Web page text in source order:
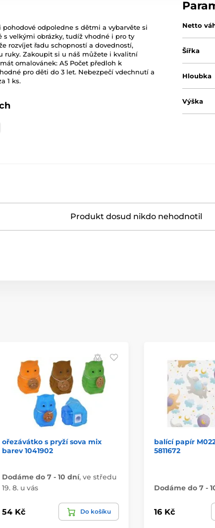
odpoledne s dětmi a vybarvěte si
s velkými obrázky, tudíž vhodné i pro ty
rozvíjet řadu schopností a dovedností,
ruky. Zakoupit si u náš můžete i kvalitní
omalovánek: A5 Počet předloh k
pro děti do 3 let. Nebezpečí vdechnutí a
1 ks.
Netto
Šířka
Hloubka
Výška
Produkt dosud nikdo nehodnotil
ořezávátko s pryží sova mix
barev 1041902
Dodáme do 7 - 10 dní, ve středu
19. 8. u vás
54 Kč Do košíku
balící papír
5811672
Dodáme do 7 -
16 Kč